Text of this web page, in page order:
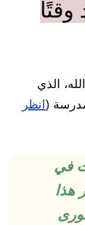
الذي
( انظر
في
هذا